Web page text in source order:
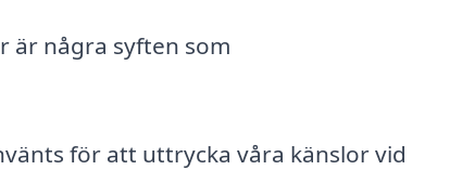
är några syften som
för att uttrycka våra känslor vid